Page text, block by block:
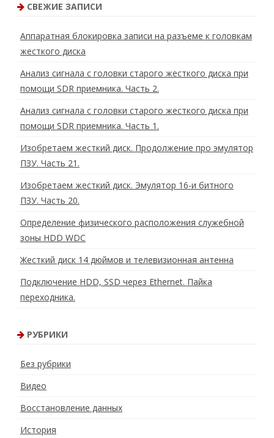
СВЕЖИЕ ЗАПИСИ
Аппаратная блокировка записи на разъеме к головкам
жесткого диска
Анализ сигнала с головки старого жесткого диска при
помощи SDR приемника. Часть 2.
Анализ сигнала с головки старого жесткого диска при
помощи SDR приемника. Часть 1.
Изобретаем жесткий диск. Продолжение про эмулятор
ПЗУ. Часть 21.
Изобретаем жесткий диск. Эмулятор 16-и битного
ПЗУ. Часть 20.
Определение физического расположения служебной
зоны HDD WDC
Жесткий диск 14 дюймов и телевизионная антенна
Подключение HDD, SSD через Ethernet. Пайка
переходника.
РУБРИКИ
Без рубрики
Видео
Восстановление данных
История